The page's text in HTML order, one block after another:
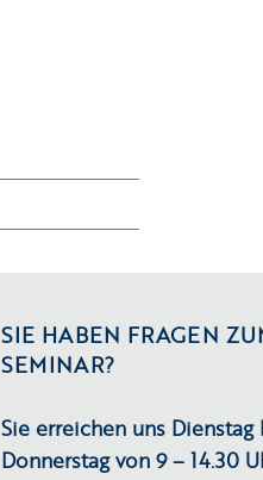
SIE HABEN FRAGEN
SEMINAR?
Sie erreichen uns Dienstag
Donnerstag von 9 – 14.30